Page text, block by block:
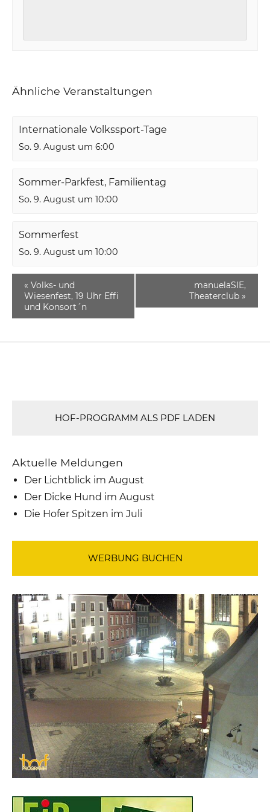
Ähnliche Veranstaltungen
Internationale Volkssport-Tage
So. 9. August um 6:00
Sommer-Parkfest, Familientag
So. 9. August um 10:00
Sommerfest
So. 9. August um 10:00
« Volks- und
Wiesenfest, 19 Uhr Effi
und Konsort´n
manuelaSIE,
Theaterclub »
HOF-PROGRAMM ALS PDF LADEN
Aktuelle Meldungen
Der Lichtblick im August
Der Dicke Hund im August
Die Hofer Spitzen im Juli
WERBUNG BUCHEN